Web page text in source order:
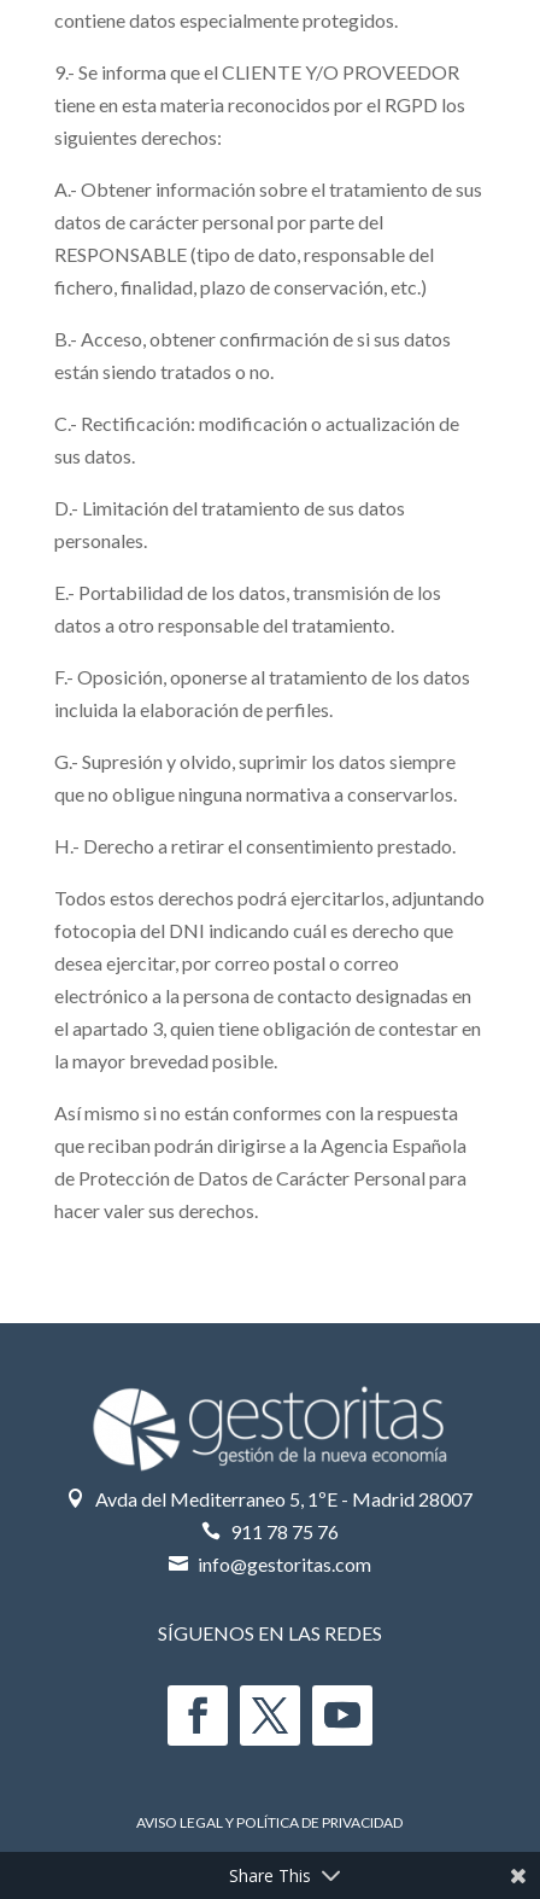
contiene datos especialmente protegidos.
9.- Se informa que el CLIENTE Y/O PROVEEDOR
tiene en esta materia reconocidos por el RGPD los
siguientes derechos:
A.- Obtener información sobre el tratamiento de sus
datos de carácter personal por parte del
RESPONSABLE (tipo de dato, responsable del
fichero, finalidad, plazo de conservación, etc.)
B.- Acceso, obtener confirmación de si sus datos
están siendo tratados o no.
C.- Rectificación: modificación o actualización de
sus datos.
D.- Limitación del tratamiento de sus datos
personales.
E.- Portabilidad de los datos, transmisión de los
datos a otro responsable del tratamiento.
F.- Oposición, oponerse al tratamiento de los datos
incluida la elaboración de perfiles.
G.- Supresión y olvido, suprimir los datos siempre
que no obligue ninguna normativa a conservarlos.
H.- Derecho a retirar el consentimiento prestado.
Todos estos derechos podrá ejercitarlos, adjuntando
fotocopia del DNI indicando cuál es derecho que
desea ejercitar, por correo postal o correo
electrónico a la persona de contacto designadas en
el apartado 3, quien tiene obligación de contestar en
la mayor brevedad posible.
Así mismo si no están conformes con la respuesta
que reciban podrán dirigirse a la Agencia Española
de Protección de Datos de Carácter Personal para
hacer valer sus derechos.
 Avda del Mediterraneo 5, 1ºE - Madrid 28007
 911 78 75 76
 info@gestoritas.com
SÍGUENOS EN LAS REDES
AVISO LEGAL Y POLÍTICA DE PRIVACIDAD
Share This